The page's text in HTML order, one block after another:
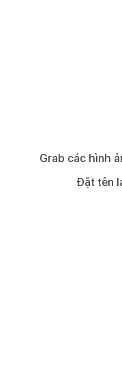
Grab các hình
Đặt tên